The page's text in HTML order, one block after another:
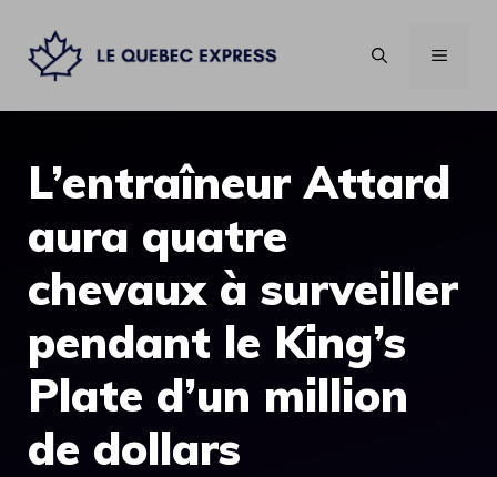
contenu
MENU
L’entraîneur Attard
aura quatre
chevaux à surveiller
pendant le King’s
Plate d’un million
de dollars